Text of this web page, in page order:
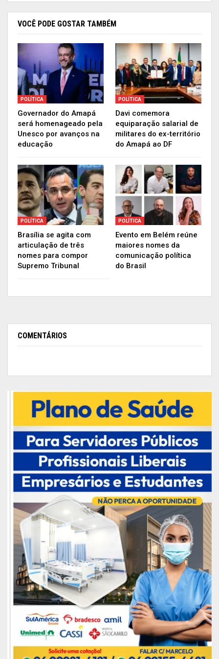
que pede apenas que o Governo Federal fique
região deve envolver nosso povo para que
possamos ser atores de mudança na busca de
melhorarmos a vida das pessoas que vivem aqui
nesta terra, já que somos todos brasileiros”,
afirma o deputado Acácio Favacho.
Campanha
Banner com ilustração da manifestação oficial da Liderança do
PROS na Câmara sobre o Conselho da Amazônia | Arte:
Reprodução
VOCÊ PODE GOSTAR TAMBÉM
POLÍTICA
Governador do Amapá
será homenageado pela
Unesco por avanços na
educação
POLÍTICA
Davi comemora
equiparação salarial de
militares do ex-território
do Amapá ao DF
POLÍTICA
Brasília se agita com
articulação de três
nomes para compor
Supremo Tribunal
POLÍTICA
Evento em Belém reúne
maiores nomes da
comunicação política
do Brasil
COMENTÁRIOS